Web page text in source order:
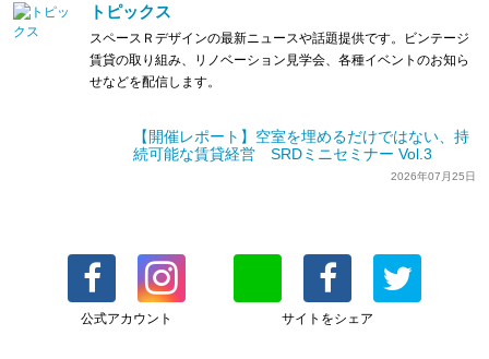
トピックス
スペースＲデザインの最新ニュースや話題提供です。ビンテージ
賃貸の取り組み、リノベーション見学会、各種イベントのお知ら
せなどを配信します。
【開催レポート】空室を埋めるだけではない、持
続可能な賃貸経営 SRDミニセミナー Vol.3
2026年07月25日
公式アカウント サイトをシェア